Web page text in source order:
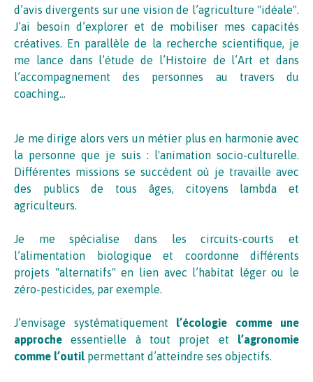
d’avis divergents sur une vision de l’agriculture "idéale".
J’ai besoin d’explorer et de mobiliser mes capacités
créatives. En parallèle de la recherche scientifique, je
me lance dans l’étude de l’Histoire de l’Art et dans
l’accompagnement des personnes au travers du
coaching…
Je me dirige alors vers un métier plus en harmonie avec
la personne que je suis : l'animation socio-culturelle.
Différentes missions se succèdent où je travaille avec
des publics de tous âges, citoyens lambda et
agriculteurs.
Je me spécialise dans les circuits-courts et
l’alimentation biologique et coordonne différents
projets "alternatifs" en lien avec l’habitat léger ou le
zéro-pesticides, par exemple.
J’envisage systématiquement l’écologie comme une
approcheessentielle à tout projet et l’agronomie
comme l’outil permettant d’atteindre ses objectifs.